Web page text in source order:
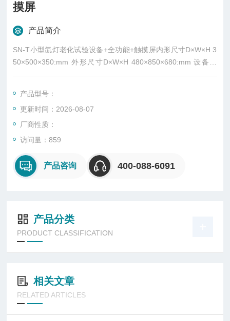
摸屏
产品简介
SN-T小型氙灯老化试验设备+全功能+触摸屏内形尺寸D×W×H 3
50×500×350:mm 外形尺寸D×W×H 480×850×680:mm 设备功
能：温度、湿度、光照、喷淋、辐照度可调控制器：韩国进口“T
产品型号：
更新时间：2026-08-07
厂商性质：
访问量：859
产品咨询 400-088-6091
产品分类
PRODUCT CLASSIFICATION
相关文章
RELATED ARTICLES